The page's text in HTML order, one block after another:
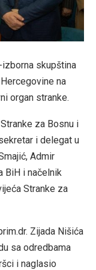
skupština
na
organ stranke.
za Bosnu i
i delegat u
Admir
BiH i načelnik
Stranke za
Zijada Nišića
sa odredbama
i naglasio